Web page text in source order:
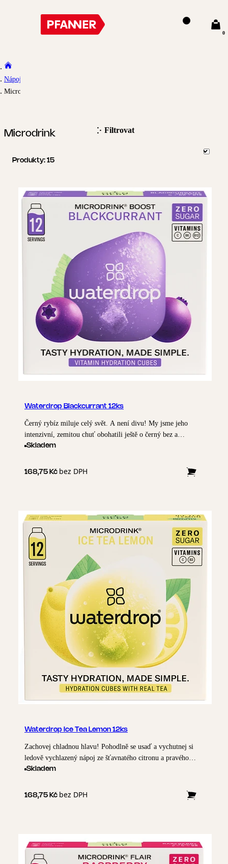
0
Nápoje
Microdrink
Microdrink Filtrovat
Produkty: 15
Waterdrop Blackcurrant 12ks
Černý rybíz miluje celý svět. A není divu! My jsme jeho
intenzivní, zemitou chuť obohatili ještě o černý bez a
superpotravinu acai. Výsledkem je dokonalá harmonie s
kterou si budeš notovat už od prvního doušku.
Skladem
168,75 Kč bez DPH
Waterdrop Ice Tea Lemon 12ks
Zachovej chladnou hlavu! Pohodlně se usaď a vychutnej si
ledově vychlazený nápoj ze šťavnatého citronu a pravého
zeleného čaje. Jednoduše ho rozpusť ve vodě a vychutnej si
cestách.
Skladem
168,75 Kč bez DPH